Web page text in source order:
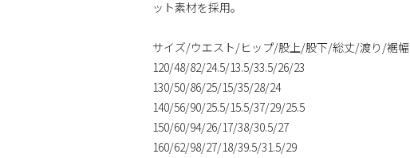
ット素材を採用。
サイズ/ウエスト/ヒップ/股上/股下/総丈/渡り/裾幅
120/48/82/24.5/13.5/33.5/26/23
130/50/86/25/15/35/28/24
140/56/90/25.5/15.5/37/29/25.5
150/60/94/26/17/38/30.5/27
160/62/98/27/18/39.5/31.5/29